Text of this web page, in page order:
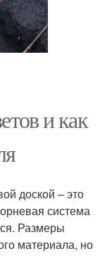
и как
доской – это
система
Размеры
материала, но